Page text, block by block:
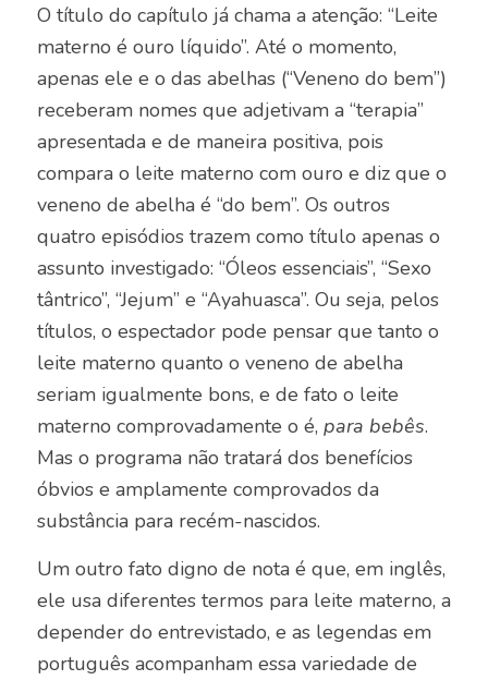
O título do capítulo já chama a atenção: “Leite
materno é ouro líquido”. Até o momento,
apenas ele e o das abelhas (“Veneno do bem”)
receberam nomes que adjetivam a “terapia”
apresentada e de maneira positiva, pois
compara o leite materno com ouro e diz que o
veneno de abelha é “do bem”. Os outros
quatro episódios trazem como título apenas o
assunto investigado: “Óleos essenciais”, “Sexo
tântrico”, “Jejum” e “Ayahuasca”. Ou seja, pelos
títulos, o espectador pode pensar que tanto o
leite materno quanto o veneno de abelha
seriam igualmente bons, e de fato o leite
materno comprovadamente o é, para bebês.
Mas o programa não tratará dos benefícios
óbvios e amplamente comprovados da
substância para recém-nascidos.
Um outro fato digno de nota é que, em inglês,
ele usa diferentes termos para leite materno, a
depender do entrevistado, e as legendas em
português acompanham essa variedade de